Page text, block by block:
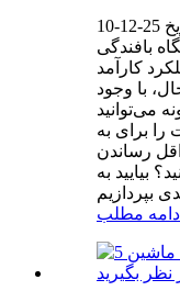
بافندگی
کارآمد
با وجود
می‌توانید
برای به
رساندن
بیایید به
ادامه مطلب